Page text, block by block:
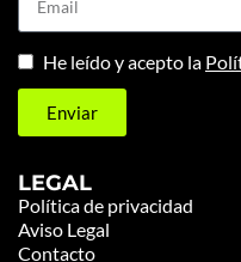
He leído y acepto la
Enviar
LEGAL
Política de privacidad
Aviso Legal
Contacto